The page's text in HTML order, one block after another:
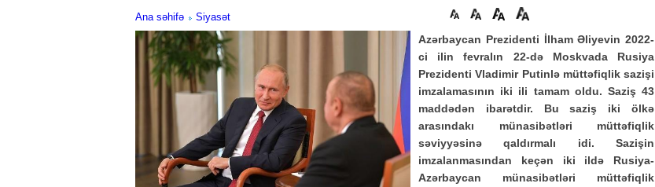
Ana səhifə Siyasət
Azərbaycan Prezidenti İlham Əliyevin 2022-
ci ilin fevralın 22-də Moskvada Rusiya
Prezidenti Vladimir Putinlə müttəfiqlik sazişi
imzalamasının iki ili tamam oldu. Saziş 43
maddədən ibarətdir. Bu saziş iki ölkə
arasındakı münasibətləri müttəfiqlik
səviyyəsinə qaldırmalı idi. Sazişin
imzalanmasından keçən iki ildə Rusiya-
Azərbaycan münasibətləri müttəfiqlik